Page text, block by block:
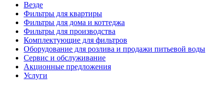
Везде
Фильтры для квартиры
Фильтры для дома и коттеджа
Фильтры для производства
Комплектующие для фильтров
Оборудование для розлива и продажи питьевой воды
Сервис и обслуживание
Акционные предложения
Услуги